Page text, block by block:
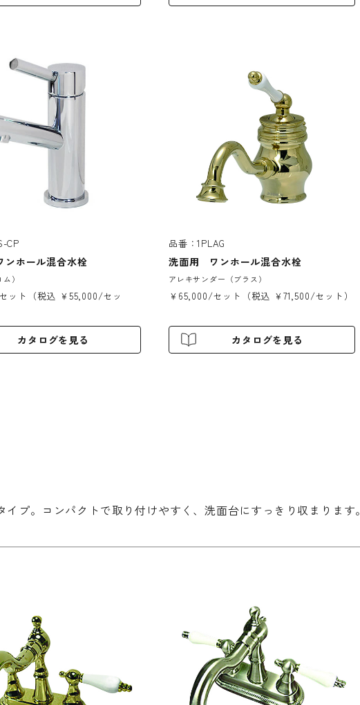
CP
ホール混合水栓
）
ット（税込 ￥55,000/セッ
カタログを見る
品番：1PLAG
洗面用 ワンホール混合水栓
アレキサンダー（ブラス）
￥65,000/セット（税込 ￥71,500/セット）
カタログを見る
プ。コンパクトで取り付けやすく、洗面台にすっきり収まります。